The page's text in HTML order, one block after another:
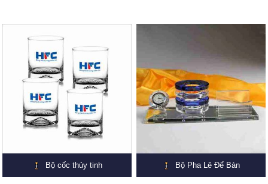
Bộ cốc thủy tinh Bộ Pha Lê Để Bàn